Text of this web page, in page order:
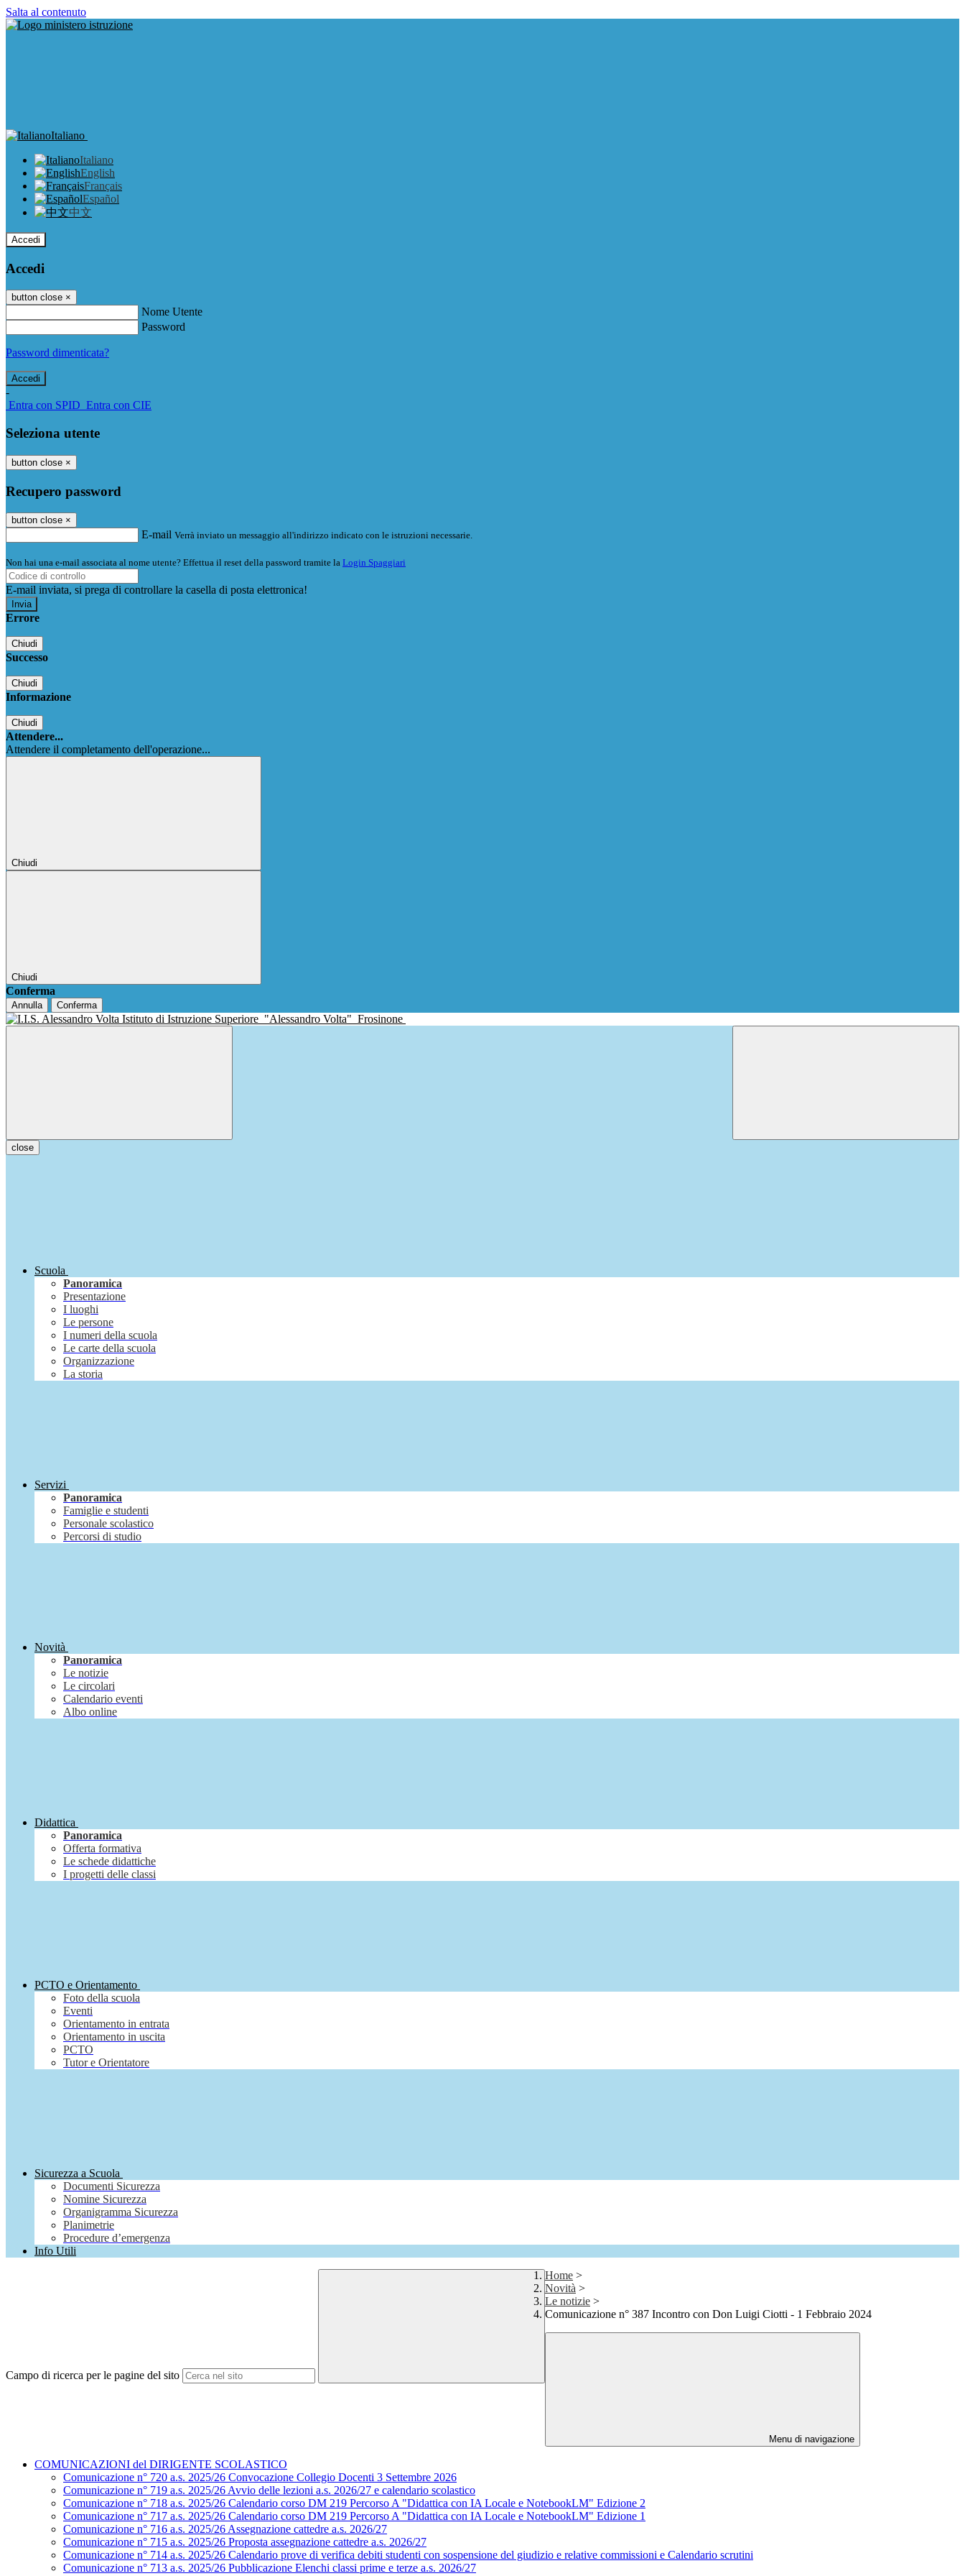
Salta al contenuto
Italiano
Italiano
English
Français
Español
中文
Accedi
Accedi
button close ×
Nome Utente
Password
Password dimenticata?
-
Entra con SPID Entra con CIE
Seleziona utente
button close ×
Recupero password
button close ×
E-mail Verrà inviato un messaggio all'indirizzo indicato con le istruzioni necessarie.
Non hai una e-mail associata al nome utente? Effettua il reset della password tramite la Login Spaggiari
E-mail inviata, si prega di controllare la casella di posta elettronica!
Errore
Chiudi
Successo
Chiudi
Informazione
Chiudi
Attendere...
Attendere il completamento dell'operazione...
Chiudi
Chiudi
Conferma
Annulla Conferma
Istituto di Istruzione Superiore "Alessandro Volta" Frosinone
close
Scuola
Panoramica
Presentazione
I luoghi
Le persone
I numeri della scuola
Le carte della scuola
Organizzazione
La storia
Servizi
Panoramica
Famiglie e studenti
Personale scolastico
Percorsi di studio
Novità
Panoramica
Le notizie
Le circolari
Calendario eventi
Albo online
Didattica
Panoramica
Offerta formativa
Le schede didattiche
I progetti delle classi
PCTO e Orientamento
Foto della scuola
Eventi
Orientamento in entrata
Orientamento in uscita
PCTO
Tutor e Orientatore
Sicurezza a Scuola
Documenti Sicurezza
Nomine Sicurezza
Organigramma Sicurezza
Planimetrie
Procedure d’emergenza
Info Utili
Campo di ricerca per le pagine del sito
Home >
Novità >
Le notizie >
Comunicazione n° 387 Incontro con Don Luigi Ciotti - 1 Febbraio 2024
Menu di navigazione
COMUNICAZIONI del DIRIGENTE SCOLASTICO
Comunicazione n° 720 a.s. 2025/26 Convocazione Collegio Docenti 3 Settembre 2026
Comunicazione n° 719 a.s. 2025/26 Avvio delle lezioni a.s. 2026/27 e calendario scolastico
Comunicazione n° 718 a.s. 2025/26 Calendario corso DM 219 Percorso A "Didattica con IA Locale e NotebookLM" Edizione 2
Comunicazione n° 717 a.s. 2025/26 Calendario corso DM 219 Percorso A "Didattica con IA Locale e NotebookLM" Edizione 1
Comunicazione n° 716 a.s. 2025/26 Assegnazione cattedre a.s. 2026/27
Comunicazione n° 715 a.s. 2025/26 Proposta assegnazione cattedre a.s. 2026/27
Comunicazione n° 714 a.s. 2025/26 Calendario prove di verifica debiti studenti con sospensione del giudizio e relative commissioni e Calendario scrutini
Comunicazione n° 713 a.s. 2025/26 Pubblicazione Elenchi classi prime e terze a.s. 2026/27